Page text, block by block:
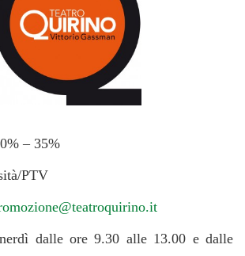
– 35%
PTV
dalle ore 9.30 alle 13.00 e dalle